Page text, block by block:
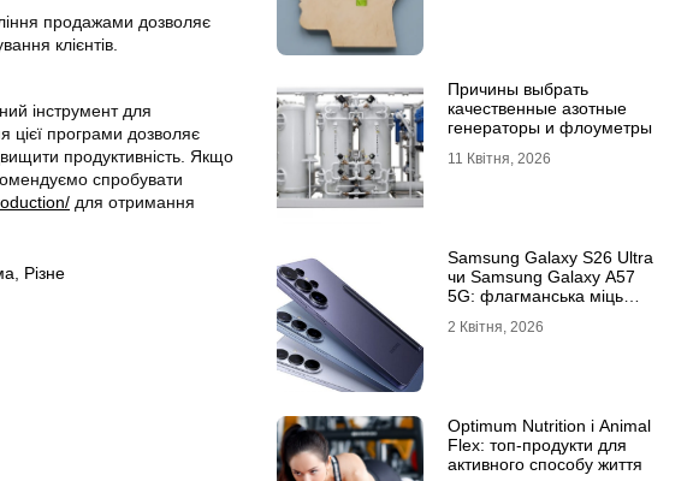
продажами дозволяє
клієнтів.
інструмент для
цієї програми дозволяє
продуктивність. Якщо
спробувати
для отримання
Різне
Причины выбрать
качественные азотные
генераторы и флоуметры
11 Квітня, 2026
Samsung Galaxy S26 Ultra
чи Samsung Galaxy A57
5G: флагманська міць
2 Квітня, 2026
Optimum Nutrition і Animal
Flex: топ-продукти для
активного способу життя